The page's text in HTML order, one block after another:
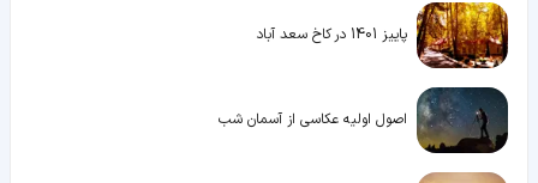
پاییز 1401 در کاخ سعد آباد
اصول اولیه عکاسی از آسمان شب